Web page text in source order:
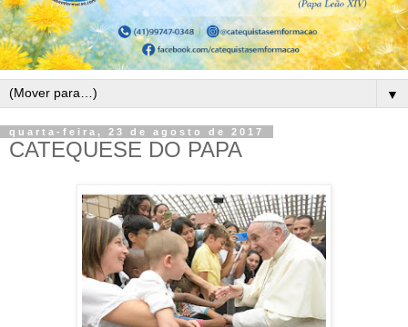
▼
quarta-feira, 23 de agosto de 2017
CATEQUESE DO PAPA